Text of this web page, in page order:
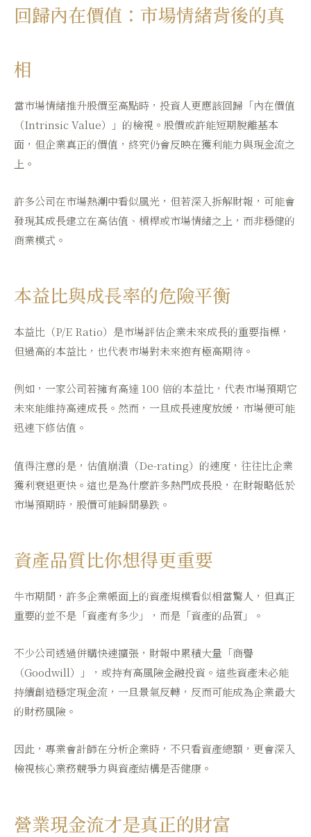
回歸內在價值：市場情緒背後的真
相
當市場情緒推升股價至高點時，投資人更應該回歸「內在價值
（Intrinsic Value）」的檢視。股價或許能短期脫離基本
面，但企業真正的價值，終究仍會反映在獲利能力與現金流之
上。
許多公司在市場熱潮中看似風光，但若深入拆解財報，可能會
發現其成長建立在高估值、槓桿或市場情緒之上，而非穩健的
商業模式。
本益比與成長率的危險平衡
本益比（P/E Ratio）是市場評估企業未來成長的重要指標，
但過高的本益比，也代表市場對未來抱有極高期待。
例如，一家公司若擁有高達 100 倍的本益比，代表市場預期它
未來能維持高速成長。然而，一旦成長速度放緩，市場便可能
迅速下修估值。
值得注意的是，估值崩潰（De-rating）的速度，往往比企業
獲利衰退更快。這也是為什麼許多熱門成長股，在財報略低於
市場預期時，股價可能瞬間暴跌。
資產品質比你想得更重要
牛市期間，許多企業帳面上的資產規模看似相當驚人，但真正
重要的並不是「資產有多少」，而是「資產的品質」。
不少公司透過併購快速擴張，財報中累積大量「商譽
（Goodwill）」，或持有高風險金融投資。這些資產未必能
持續創造穩定現金流，一旦景氣反轉，反而可能成為企業最大
的財務風險。
因此，專業會計師在分析企業時，不只看資產總額，更會深入
檢視核心業務競爭力與資產結構是否健康。
營業現金流才是真正的財富